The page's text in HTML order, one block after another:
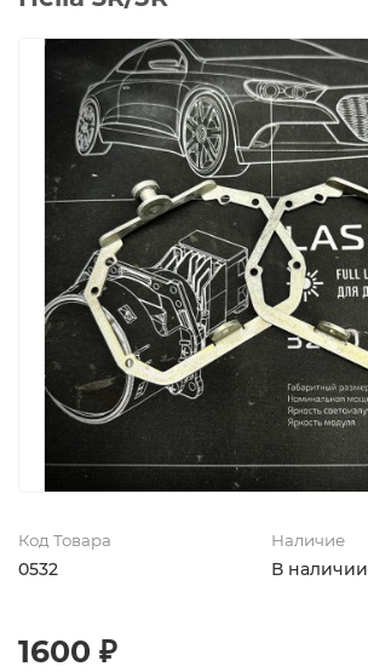
Код Товара
0532
Наличие
В наличии
1600 ₽